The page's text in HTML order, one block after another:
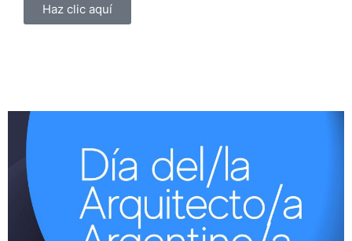
Haz clic aquí